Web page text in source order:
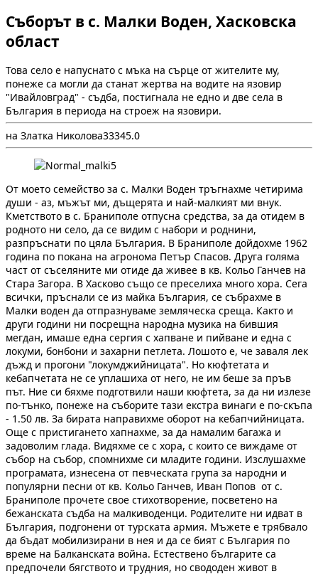
Съборът в с. Малки Воден, Хасковска
област
Това село е напуснато с мъка на сърце от жителите му,
понеже са могли да станат жертва на водите на язовир
"Ивайловград" - съдба, постигнала не едно и две села в
България в периода на строеж на язовири.
на Златка Николова33345.0
От моето семейство за с. Малки Воден тръгнахме четирима
души - аз, мъжът ми, дъщерята и най-малкият ми внук.
Кметството в с. Браниполе отпусна средства, за да отидем в
родното ни село, да се видим с набори и роднини,
разпръснати по цяла България. В Браниполе дойдохме 1962
година по покана на агронома Петър Спасов. Друга голяма
част от съселяните ми отиде да живее в кв. Кольо Ганчев на
Стара Загора. В Хасково също се преселиха много хора. Сега
всички, пръснали се из майка България, се събрахме в
Малки воден да отпразнуваме земляческа среща. Както и
други години ни посрещна народна музика на бившия
мегдан, имаше една сергия с хапване и пийване и една с
локуми, бонбони и захарни петлета. Лошото е, че заваля лек
дъжд и прогони "локумджийницата". Но кюфтетата и
кебапчетата не се уплашиха от него, не им беше за пръв
път. Ние си бяхме подготвили наши кюфтета, за да ни излезе
по-тънко, понеже на съборите тази екстра винаги е по-скъпа
- 1.50 лв. За бирата направихме оборот на кебапчийницата.
Още с пристигането хапнахме, за да намалим багажа и
задоволим глада. Видяхме се с хора, с които се виждаме от
събор на събор, спомнихме си младите години. Изслушахме
програмата, изнесена от певческата група за народни и
популярни песни от кв. Кольо Ганчев, Иван Попов от с.
Браниполе прочете свое стихотворение, посветено на
бежанската съдба на малкиводенци. Родителите ни идват в
България, подгонени от турската армия. Мъжете е трябвало
да бъдат мобилизирани в нея и да се бият с България по
време на Балканската война. Естествено българите са
предпочели бягството и трудния, но свододен живот в